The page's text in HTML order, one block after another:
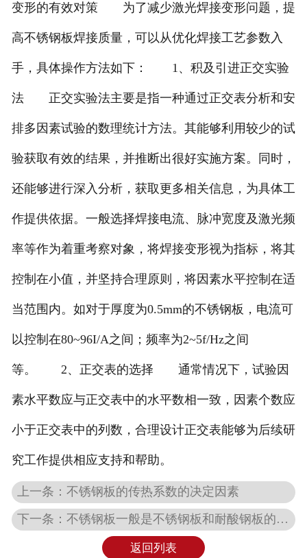
变形的有效对策 为了减少激光焊接变形问题，提
高不锈钢板焊接质量，可以从优化焊接工艺参数入
手，具体操作方法如下： 1、积及引进正交实验
法 正交实验法主要是指一种通过正交表分析和安
排多因素试验的数理统计方法。其能够利用较少的试
验获取有效的结果，并推断出很好实施方案。同时，
还能够进行深入分析，获取更多相关信息，为具体工
作提供依据。一般选择焊接电流、脉冲宽度及激光频
率等作为着重考察对象，将焊接变形视为指标，将其
控制在小值，并坚持合理原则，将因素水平控制在适
当范围内。如对于厚度为0.5mm的不锈钢板，电流可
以控制在80~96I/A之间；频率为2~5f/Hz之间
等。 2、正交表的选择 通常情况下，试验因
素水平数应与正交表中的水平数相一致，因素个数应
小于正交表中的列数，合理设计正交表能够为后续研
究工作提供相应支持和帮助。
上一条：不锈钢板的传热系数的决定因素
下一条：不锈钢板一般是不锈钢板和耐酸钢板的总称
返回列表